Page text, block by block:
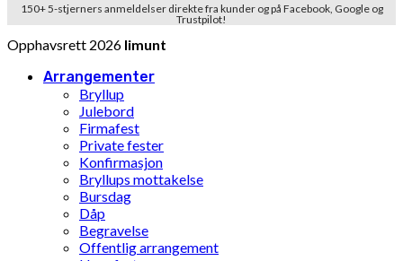
150+ 5-stjerners anmeldelser direkte fra kunder og på Facebook, Google og
Trustpilot!
Opphavsrett 2026 limunt
Arrangementer
Bryllup
Julebord
Firmafest
Private fester
Konfirmasjon
Bryllups mottakelse
Bursdag
Dåp
Begravelse
Offentlig arrangement